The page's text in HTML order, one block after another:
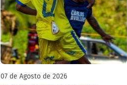
07 de Agosto de 2026